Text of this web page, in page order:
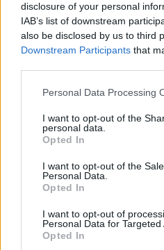
disclosure of your personal
IAB’s list of downstream
also be disclosed by us to third
Downstream Participants that
Personal Data Processing
I want to opt-out of the
personal data.
Opted In
I want to opt-out of the
Personal Data.
Opted In
I want to opt-out of
Personal Data for Targeted
Opted In